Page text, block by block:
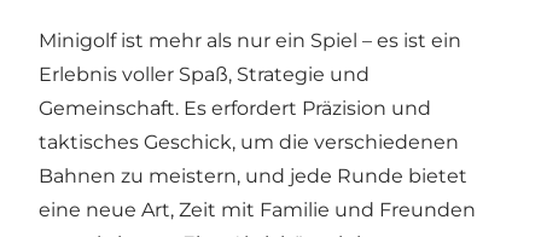
Minigolf ist mehr als nur ein Spiel – es ist ein
Erlebnis voller Spaß, Strategie und
Gemeinschaft. Es erfordert Präzision und
taktisches Geschick, um die verschiedenen
Bahnen zu meistern, und jede Runde bietet
eine neue Art, Zeit mit Familie und Freunden